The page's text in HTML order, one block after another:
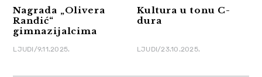
Nagrada „Olivera
Ranđić“
gimnazijalcima
LJUDI/9.11.2025.
Kultura u tonu C-
dura
LJUDI/23.10.2025.